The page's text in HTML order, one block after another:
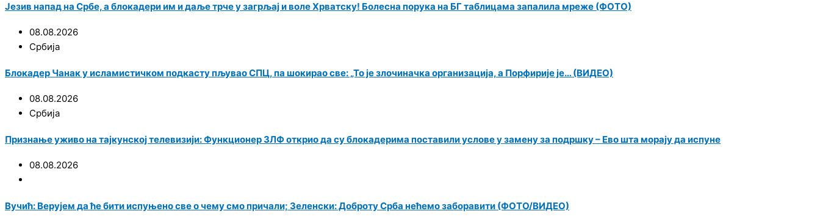
Језив напад на Србе, а блокадери им и даље трче у загрљај и воле Хрватску! Болесна порука на БГ таблицама запалила мреже (ФОТО)
08.08.2026
Србија
Блокадер Чанак у исламистичком подкасту пљувао СПЦ, па шокирао све: „То је злочиначка организација, а Порфирије је… (ВИДЕО)
08.08.2026
Србија
Признање уживо на тајкунској телевизији: Функционер ЗЛФ открио да су блокадерима поставили услове у замену за подршку – Ево шта морају да испуне
08.08.2026
Вучић: Верујем да ће бити испуњено све о чему смо причали; Зеленски: Доброту Срба нећемо заборавити (ФОТО/ВИДЕО)